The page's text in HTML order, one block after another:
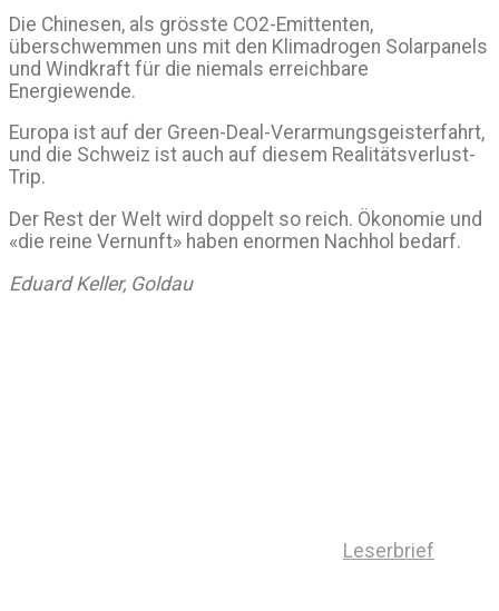
Die Chinesen, als grösste CO2-Emittenten,
überschwemmen uns mit den Klimadrogen Solarpanels
und Windkraft für die niemals erreichbare
Energiewende.
Europa ist auf der Green-Deal-Verarmungsgeisterfahrt,
und die Schweiz ist auch auf diesem Realitätsverlust-
Trip.
Der Rest der Welt wird doppelt so reich. Ökonomie und
«die reine Vernunft» haben enormen Nachhol bedarf.
Eduard Keller, Goldau
Leserbrief